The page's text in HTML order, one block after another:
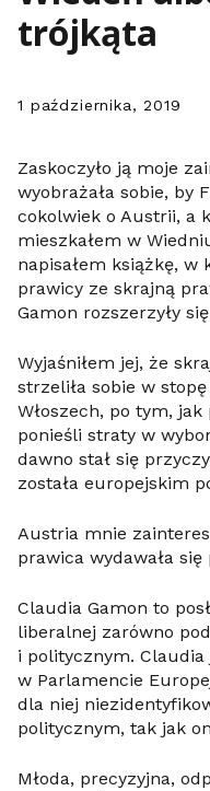
trójkąta
1 października, 2019
Zaskoczyło ją moje
wyobrażała sobie, by
cokolwiek o Austrii, a
mieszkałem w
napisałem książkę, w
prawicy ze skrajną
Gamon rozszerzyły
Wyjaśniłem jej, że
strzeliła sobie w
Włoszech, po tym,
ponieśli straty w
dawno stał się
została europejskim
Austria mnie
prawica wydawała
Claudia Gamon to
liberalnej zarówno
i politycznym. Claudia
w Parlamencie
dla niej
politycznym, tak jak
Młoda, precyzyjna,